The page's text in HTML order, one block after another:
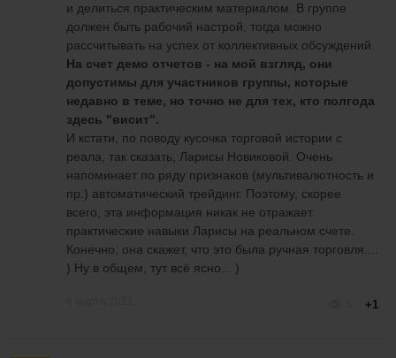
и делиться практическим материалом. В группе
должен быть рабочий настрой, тогда можно
рассчитывать на успех от коллективных обсуждений.
На счет демо отчетов - на мой взгляд, они
допустимы для участников группы, которые
недавно в теме, но точно не для тех, кто полгода
здесь "висит".
И кстати, по поводу кусочка торговой истории с
реала, так сказать, Ларисы Новиковой. Очень
напоминает по ряду признаков (мультивалютность и
пр.) автоматический трейдинг. Поэтому, скорее
всего, эта информация никак не отражает
практические навыки Ларисы на реальном счете.
Конечно, она скажет, что это была ручная торговля....
) Ну в общем, тут всё ясно... )
+1